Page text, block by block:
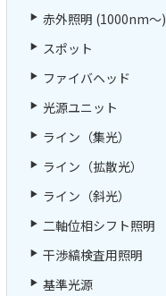
赤外照明 (1000nm～)
スポット
ファイバヘッド
光源ユニット
ライン（集光）
ライン（拡散光）
ライン（斜光）
二軸位相シフト照明
干渉縞検査用照明
基準光源